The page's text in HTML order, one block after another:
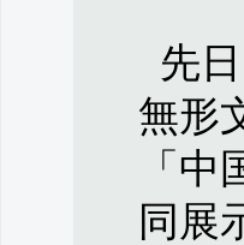
先
無形
「
同展